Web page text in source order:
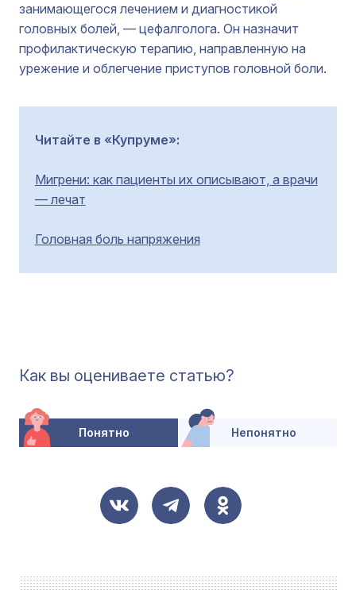
занимающегося лечением и диагностикой
головных болей, — цефалголога. Он назначит
профилактическую терапию, направленную на
урежение и облегчение приступов головной боли.
Читайте в «Купруме»:
Мигрени: как пациенты их описывают, а врачи
— лечат
Головная боль напряжения
Как вы оцениваете статью?
Понятно Непонятно